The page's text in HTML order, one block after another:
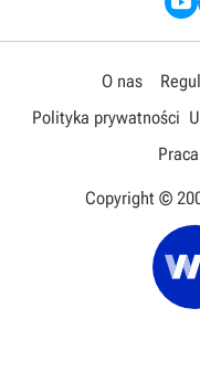
O nas
Polityka prywatności
Praca
Copyright ©